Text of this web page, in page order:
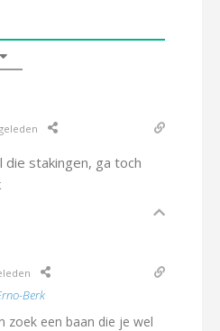
stakingen, ga toch
Berk
zoek een baan die je wel